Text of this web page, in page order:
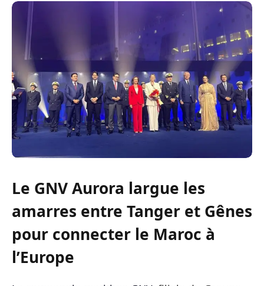
Le GNV Aurora largue les
amarres entre Tanger et Gênes
pour connecter le Maroc à
l’Europe